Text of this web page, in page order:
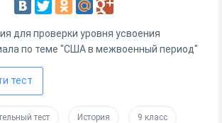
для проверки уровня усвоения
по теме "США в межвоенный период"
тест
тест История 9 класс